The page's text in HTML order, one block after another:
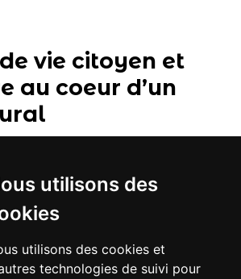
utilisons des
utilisons des cookies et
technologies de suivi pour
vie citoyen et
au coeur d’un
Retour...